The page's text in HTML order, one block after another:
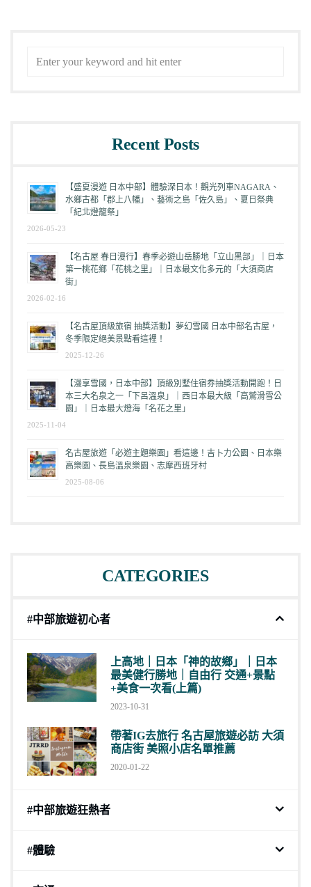
Recent Posts
【盛夏漫遊 日本中部】體驗深日本！觀光列車NAGARA、
水鄉古都「郡上八幡」、藝術之島「佐久島」、夏日祭典
「紀北燈籠祭」
2026-05-23
【名古屋 春日漫行】春季必遊山岳勝地「立山黑部」｜日本
第一桃花鄉「花桃之里」｜日本最文化多元的「大須商店
街」
2026-02-16
【名古屋頂級旅宿 抽獎活動】夢幻雪國 日本中部名古屋，
冬季限定絕美景點看這裡！
2025-12-26
【漫享雪國，日本中部】頂級別墅住宿券抽獎活動開跑！日
本三大名泉之一「下呂溫泉」｜西日本最大級「高鷲滑雪公
園」｜日本最大燈海「名花之里」
2025-11-04
名古屋旅遊「必遊主題樂園」看這邊！吉卜力公園、日本樂
高樂園、長島溫泉樂園、志摩西班牙村
2025-08-06
CATEGORIES
#中部旅遊初心者
上高地｜日本「神的故鄉」｜日本
最美健行勝地｜自由行 交通+景點
+美食一次看(上篇)
2023-10-31
帶著IG去旅行 名古屋旅遊必訪 大須
商店街 美照小店名單推薦
2020-01-22
#中部旅遊狂熱者
#體驗